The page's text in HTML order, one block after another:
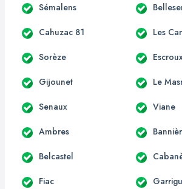
Sémalens
Cahuzac 81 Les
Sorèze
Gijounet Le
Senaux Viane
Ambres
Belcastel
Fiac